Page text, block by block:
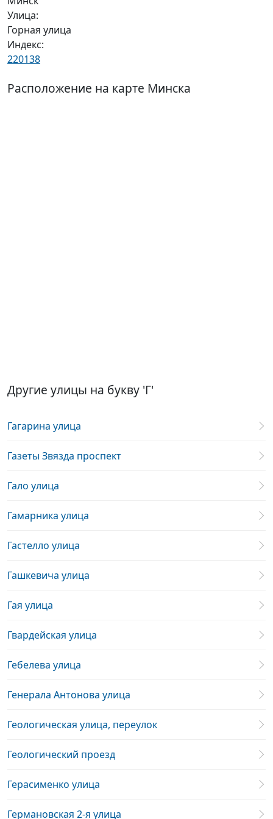
Улица:
Горная улица
Индекс:
220138
Расположение на карте Минска
Другие улицы на букву 'Г'
Гагарина улица
Газеты Звязда проспект
Гало улица
Гамарника улица
Гастелло улица
Гашкевича улица
Гая улица
Гвардейская улица
Гебелева улица
Генерала Антонова улица
Геологическая улица, переулок
Геологический проезд
Герасименко улица
Германовская 2-я улица